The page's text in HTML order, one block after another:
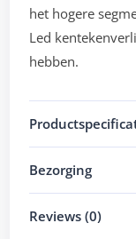
het hogere
Led
hebben.
Bezorging
Reviews (0)